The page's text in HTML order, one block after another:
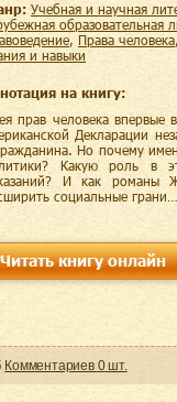
учебная и научная
образовательная
, права человека,
и навыки
на книгу:
прав человека впервые
Декларации
Но почему
Какую роль в
И как
социальные грани…
Читать книгу онлайн
Комментариев 0шт.